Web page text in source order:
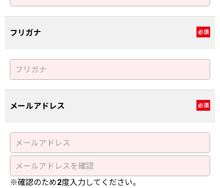
フリガナ 必須
メールアドレス 必須
※確認のため2度入力してください。